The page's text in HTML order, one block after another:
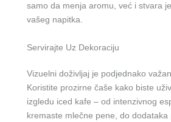
samo da menja aromu, već i stvara
vašeg napitka.
Servirajte Uz Dekoraciju
Vizuelni doživljaj je podjednako
Koristite prozirne čaše kako biste
izgledu iced kafe – od intenzivnog
kremaste mlečne pene, do dodataka